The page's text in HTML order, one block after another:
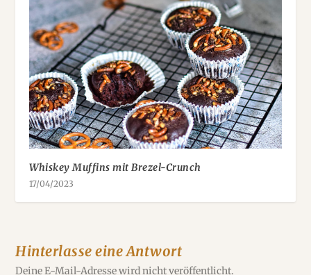
Whiskey Muffins mit Brezel-Crunch
17/04/2023
Hinterlasse eine Antwort
Deine E-Mail-Adresse wird nicht veröffentlicht.